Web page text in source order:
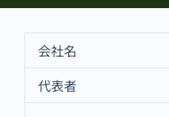
会社名
代表者